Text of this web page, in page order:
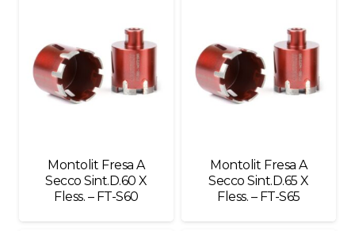
Montolit Fresa A
Secco Sint.D.60 X
Fless. – FT-S60
Montolit Fresa A
Secco Sint.D.65 X
Fless. – FT-S65